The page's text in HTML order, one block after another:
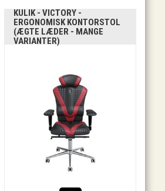
KULIK - VICTORY -
ERGONOMISK KONTORSTOL
(ÆGTE LÆDER - MANGE
VARIANTER)